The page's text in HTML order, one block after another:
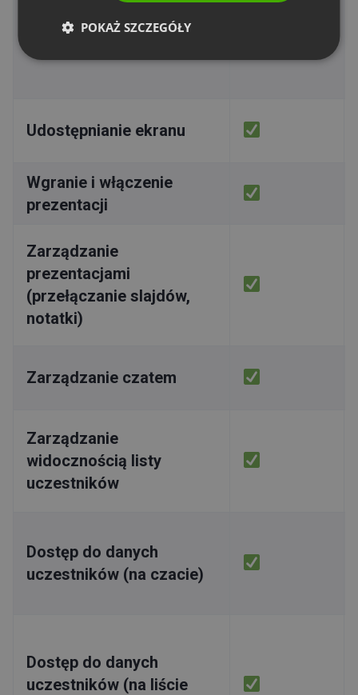
i kończenie wydarzenia
Udostępnianie ekranu
Wgranie i włączenie
prezentacji
Zarządzanie
prezentacjami
(przełączanie slajdów,
notatki)
Zarządzanie czatem
Zarządzanie
widocznością listy
uczestników
Dostęp do danych
uczestników (na czacie)
Dostęp do danych
uczestników (na liście
POKAŻ SZCZEGÓŁY